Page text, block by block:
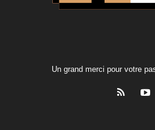
Un grand merci pour votre